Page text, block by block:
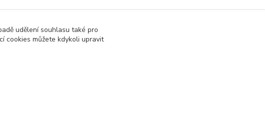
udělení souhlasu také pro
cookies můžete kdykoli upravit